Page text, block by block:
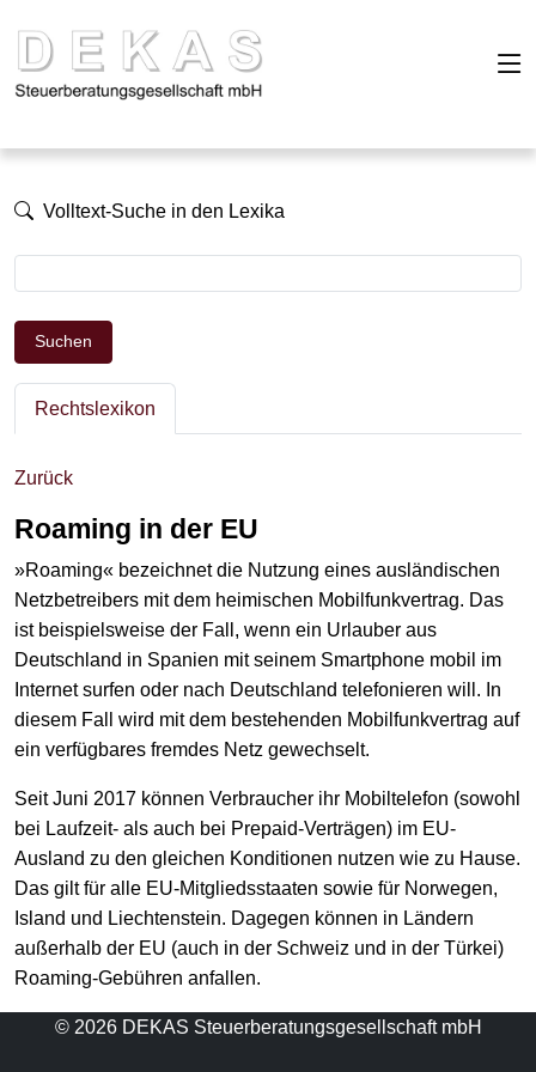
Volltext-Suche in den Lexika
Suchen
Rechtslexikon
Zurück
Roaming in der EU
»Roaming« bezeichnet die Nutzung eines ausländischen
Netzbetreibers mit dem heimischen Mobilfunkvertrag. Das
ist beispielsweise der Fall, wenn ein Urlauber aus
Deutschland in Spanien mit seinem Smartphone mobil im
Internet surfen oder nach Deutschland telefonieren will. In
diesem Fall wird mit dem bestehenden Mobilfunkvertrag auf
ein verfügbares fremdes Netz gewechselt.
Seit Juni 2017 können Verbraucher ihr Mobiltelefon (sowohl
bei Laufzeit- als auch bei Prepaid-Verträgen) im EU-
Ausland zu den gleichen Konditionen nutzen wie zu Hause.
Das gilt für alle EU-Mitgliedsstaaten sowie für Norwegen,
Island und Liechtenstein. Dagegen können in Ländern
außerhalb der EU (auch in der Schweiz und in der Türkei)
Roaming-Gebühren anfallen.
© 2026 DEKAS Steuerberatungsgesellschaft mbH